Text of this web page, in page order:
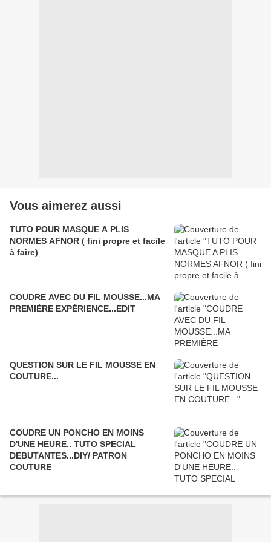
Vous aimerez aussi
TUTO POUR MASQUE A PLIS
NORMES AFNOR ( fini propre et facile
à faire)
COUDRE AVEC DU FIL MOUSSE...MA
PREMIÈRE EXPÉRIENCE...EDIT
QUESTION SUR LE FIL MOUSSE EN
COUTURE...
COUDRE UN PONCHO EN MOINS
D'UNE HEURE.. TUTO SPECIAL
DEBUTANTES...DIY/ PATRON
COUTURE